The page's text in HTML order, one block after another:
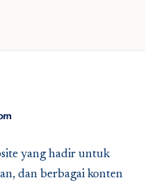
yang hadir untuk
dan berbagai konten